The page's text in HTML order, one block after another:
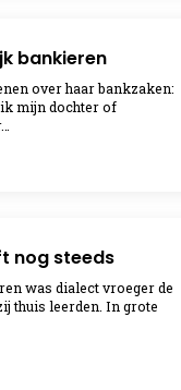
bankieren
over haar bankzaken:
mijn dochter of
nog steeds
was dialect vroeger de
thuis leerden. In grote